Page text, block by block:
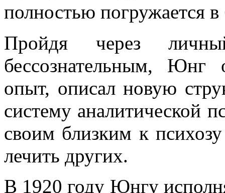
полностью погружается в
Пройдя через
бессознательным, Юнг
опыт, описал новую
систему аналитической
своим близким к
лечить других.
В 1920 году Юнгу